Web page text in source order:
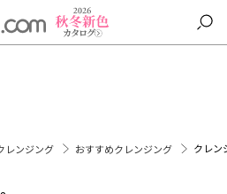
レンジング おすすめクレンジング クレン